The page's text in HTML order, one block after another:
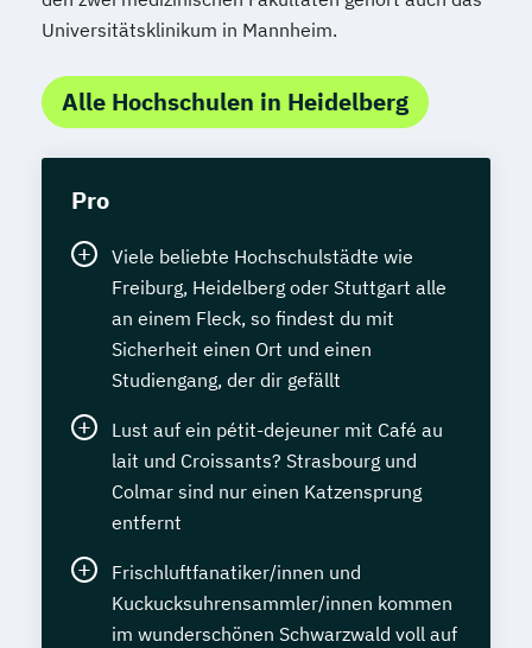
Universitätsklinikum in Mannheim.
Alle Hochschulen in Heidelberg
Pro
Viele beliebte Hochschulstädte wie
Freiburg, Heidelberg oder Stuttgart alle
an einem Fleck, so findest du mit
Sicherheit einen Ort und einen
Studiengang, der dir gefällt
Lust auf ein pétit-dejeuner mit Café au
lait und Croissants? Strasbourg und
Colmar sind nur einen Katzensprung
entfernt
Frischluftfanatiker/innen und
Kuckucksuhrensammler/innen kommen
im wunderschönen Schwarzwald voll auf